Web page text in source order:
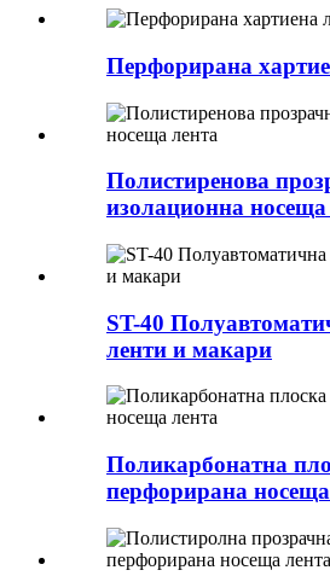
Перфорирана
Полистиренова
изолационна носеща
ST-40
ленти и макари
Поликарбонатна
перфорирана